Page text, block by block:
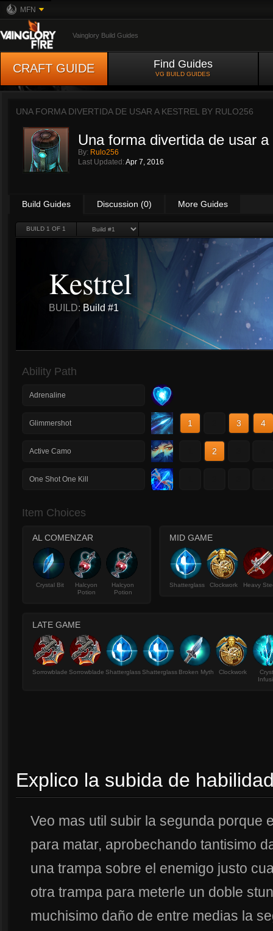
MFN
Vainglory Build Guides
CRAFT GUIDE Find Guides
VG BUILD GUIDES
UNA FORMA DIVERTIDA DE USAR A KESTREL BY RULO256
Una forma divertida de usar a
By: Rulo256
Last Updated: Apr 7, 2016
Build Guides Discussion (0) More Guides
BUILD 1 OF 1
Kestrel
BUILD: Build #1
Ability Path
Adrenaline
Glimmershot 1 3 4
Active Camo 2
One Shot One Kill
Item Choices
AL COMENZAR
Crystal Bit
Halcyon
Potion
Halcyon
Potion
MID GAME
Shatterglass Clockwork Heavy
LATE GAME
Sorrowblade Sorrowblade ShatterglassShatterglass Broken Myth Clockwork
Explico la subida de
Veo mas util subir la segunda porque
para matar, aprobechando tantisimo
una trampa sobre el enemigo justo
otra trampa para meterle un doble
muchisimo daño de entre medias la